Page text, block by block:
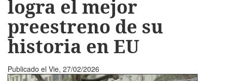
logra el mejor
preestreno de su
historia en EU
Publicado el Vie, 27/02/2026